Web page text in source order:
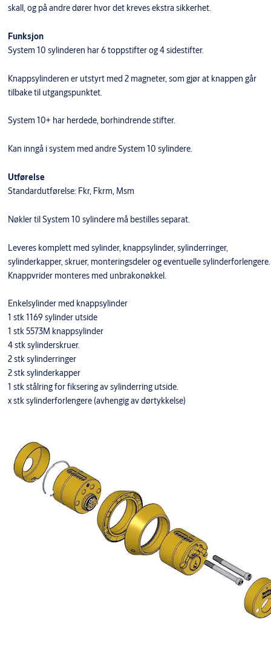
skall, og på andre dører hvor det kreves ekstra sikkerhet.
Funksjon
System 10 sylinderen har 6 toppstifter og 4 sidestifter.
Knappsylinderen er utstyrt med 2 magneter, som gjør at knappen går
tilbake til utgangspunktet.
System 10+ har herdede, borhindrende stifter.
Kan inngå i system med andre System 10 sylindere.
Utførelse
Standardutførelse: Fkr, Fkrm, Msm
Nøkler til System 10 sylindere må bestilles separat.
Leveres komplett med sylinder, knappsylinder, sylinderringer,
sylinderkapper, skruer, monteringsdeler og eventuelle sylinderforlengere.
Knappvrider monteres med unbrakonøkkel.
Enkelsylinder med knappsylinder
1 stk 1169 sylinder utside
1 stk 5573M knappsylinder
4 stk sylinderskruer.
2 stk sylinderringer
2 stk sylinderkapper
1 stk stålring for fiksering av sylinderring utside.
x stk sylinderforlengere (avhengig av dørtykkelse)